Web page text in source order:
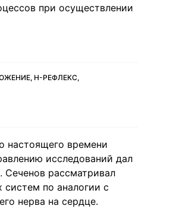
при осуществлении
Н-РЕФЛЕКС,
настоящего времени
исследований дал
рассматривал
по аналогии с
нерва на сердце.